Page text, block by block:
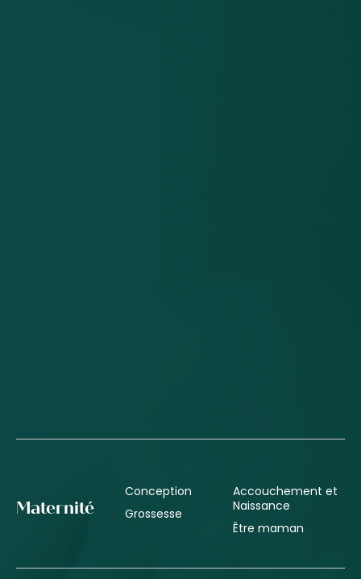
Maternité
Conception
Grossesse
Accouchement et
Naissance
Être maman